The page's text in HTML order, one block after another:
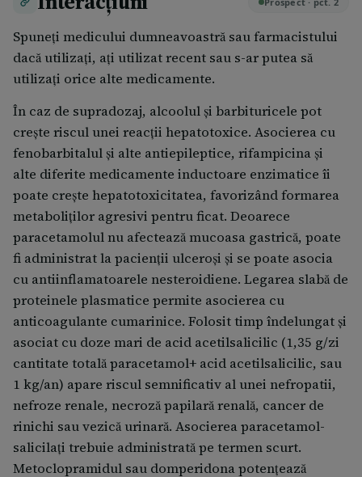
dumneavoastră, farmacistului sau asistentei
medicale.
dacă aţi luat mai multe comprimate de
paracetamol şi sunteţi cunoscut cu ciroză hepatică
nonalcoolică, vă rugăm să vă adresaţi medicului,
chiar dacă vă simţiţi bine;
la pacienţii cu leziuni hepatice preexistente este
necesară monitorizarea funcţiilor hepatice în
cazul tratamentului de lungă durată şi cu doze
mari; -durata terapiei nu trebuie să depăşească 5
zile, decât cu aviz medical. -anumiţi bolnavi
sensibili la acidul acetilsalicilic au prezentat
reacţii bronhospastice la administrarea
paracetamolului. -se impune consultarea unui
medic, dacă durerea persistă peste 10 zile (5 zile la
copii şi numai 2 zile dacă este vorba de o durere de
gât), iar febra persistă peste 3 zile de utilizare a
paracetamolului.
Spuneți medicului dumneavoastră sau farmacistului
dacă utilizați, ați utilizat recent sau s-ar putea să
utilizați orice alte medicamente.
În caz de supradozaj, alcoolul și barbituricele pot
crește riscul unei reacții hepatotoxice. Asocierea cu
fenobarbitalul și alte antiepileptice, rifampicina și
alte diferite medicamente inductoare enzimatice îi
poate crește hepatotoxicitatea, favorizând formarea
metaboliților agresivi pentru ficat. Deoarece
paracetamolul nu afectează mucoasa gastrică, poate
fi administrat la pacienții ulceroși și se poate asocia
cu antiinflamatoarele nesteroidiene. Legarea slabă de
proteinele plasmatice permite asocierea cu
anticoagulante cumarinice. Folosit timp îndelungat și
asociat cu doze mari de acid acetilsalicilic (1,35 g/zi
cantitate totală paracetamol+ acid acetilsalicilic, sau
1 kg/an) apare riscul semnificativ al unei nefropatii,
nefroze renale, necroză papilară renală, cancer de
rinichi sau vezică urinară. Asocierea paracetamol-
salicilați trebuie administrată pe termen scurt.
Metoclopramidul sau domperidona potențează